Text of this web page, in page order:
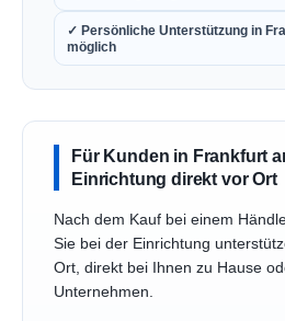
✓ Persönliche Unterstützung in
möglich
Für Kunden in Frankfurt
Einrichtung direkt vor Ort
Nach dem Kauf bei einem
Sie bei der Einrichtung
Ort, direkt bei Ihnen zu Hause
Unternehmen.